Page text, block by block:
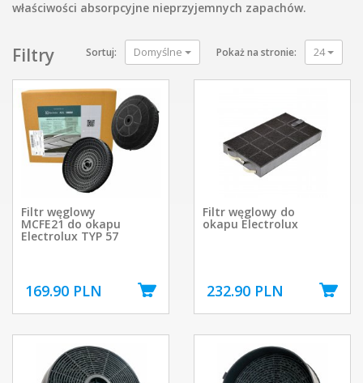
właściwości absorpcyjne nieprzyjemnych zapachów.
Filtry Sortuj: Domyślne Pokaż na stronie: 24
Filtr węglowy
MCFE21 do okapu
Electrolux TYP 57
169.90 PLN
Filtr węglowy do
okapu Electrolux
232.90 PLN